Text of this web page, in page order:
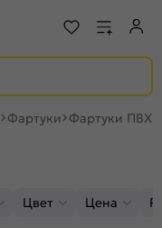
Фартуки Фартуки ПВХ
Цвет Цена